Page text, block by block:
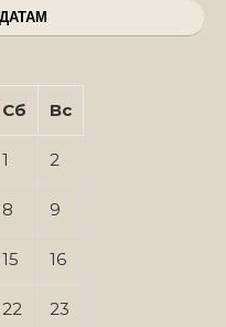
Сб Вс
1 2
8 9
15 16
22 23